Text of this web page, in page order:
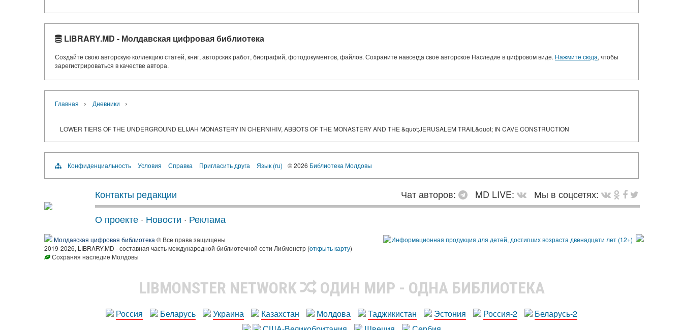
LIBRARY.MD - Молдавская цифровая библиотека
Создайте свою авторскую коллекцию статей, книг, авторских работ, биографий, фотодокументов, файлов. Сохраните навсегда своё авторское Наследие в цифровом виде. Нажмите сюда, чтобы
зарегистрироваться в качестве автора.
Главная › Дневники ›
LOWER TIERS OF THE UNDERGROUND ELIJAH MONASTERY IN CHERNIHIV, ABBOTS OF THE MONASTERY AND THE &quot;JERUSALEM TRAIL&quot; IN CAVE CONSTRUCTION
Конфиденциальность Условия Справка Пригласить друга Язык (ru) © 2026 Библиотека Молдовы
Контакты редакции Чат авторов: MD LIVE:
Мы в соцсетях:
О проекте · Новости · Реклама
Молдавская цифровая библиотека © Все права защищены
2019-2026, LIBRARY.MD - составная часть международной библиотечной сети Либмонстр (открыть карту)
Сохраняя наследие Молдовы
LIBMONSTER NETWORK ОДИН МИР - ОДНА БИБЛИОТЕКА
Россия Беларусь Украина Казахстан Молдова Таджикистан Эстония Россия-2
Беларусь-2